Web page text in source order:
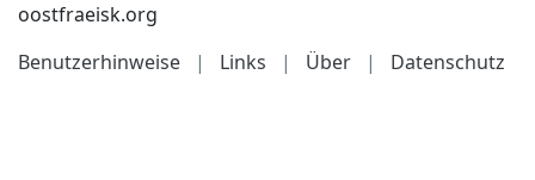
oostfraeisk.org
Benutzerhinweise
| Links | Über | Datenschutz